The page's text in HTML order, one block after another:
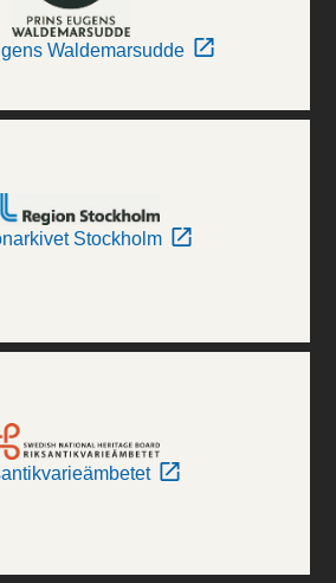
Waldemarsudde
Stockholm